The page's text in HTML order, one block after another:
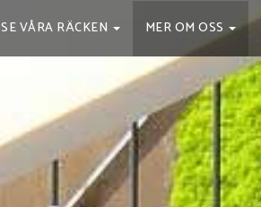
SE VÅRA RÄCKEN MER OM OSS